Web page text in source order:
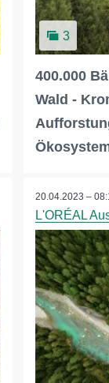
3
400.000
Wald -
20.04.2023 –
L'ORÉAL